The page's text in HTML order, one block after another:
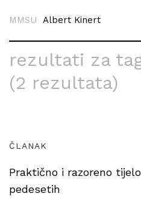
MMSU Albert Kinert
rezultati za
(2 rezultata)
ČLANAK
Praktično i razoreno
pedesetih